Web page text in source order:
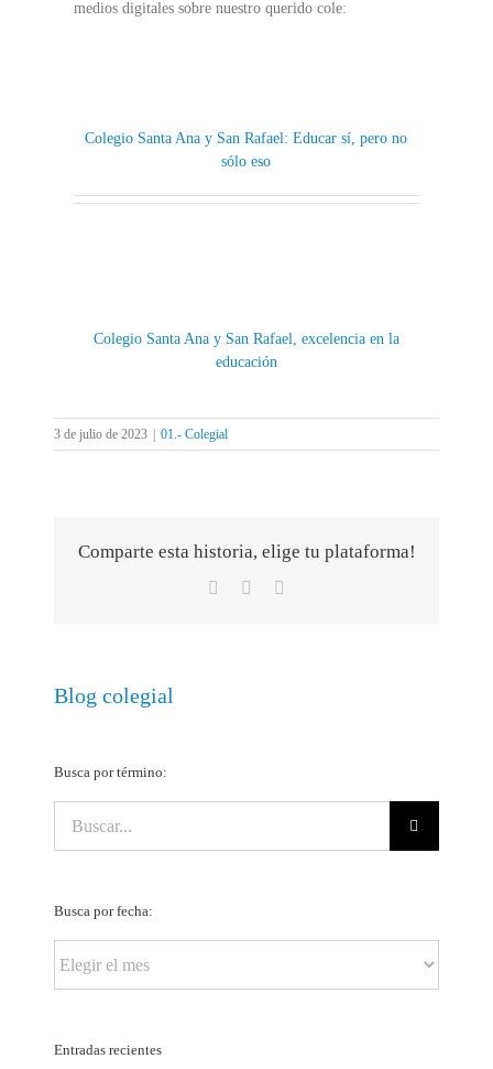
medios digitales sobre nuestro querido cole:
Colegio Santa Ana y San Rafael: Educar sí, pero no
sólo eso
Colegio Santa Ana y San Rafael, excelencia en la
educación
3 de julio de 2023 01.- Colegial
Comparte esta historia, elige tu plataforma!
Facebook
Blog colegial
Busca por término:
Busca por fecha:
por
Entradas recientes